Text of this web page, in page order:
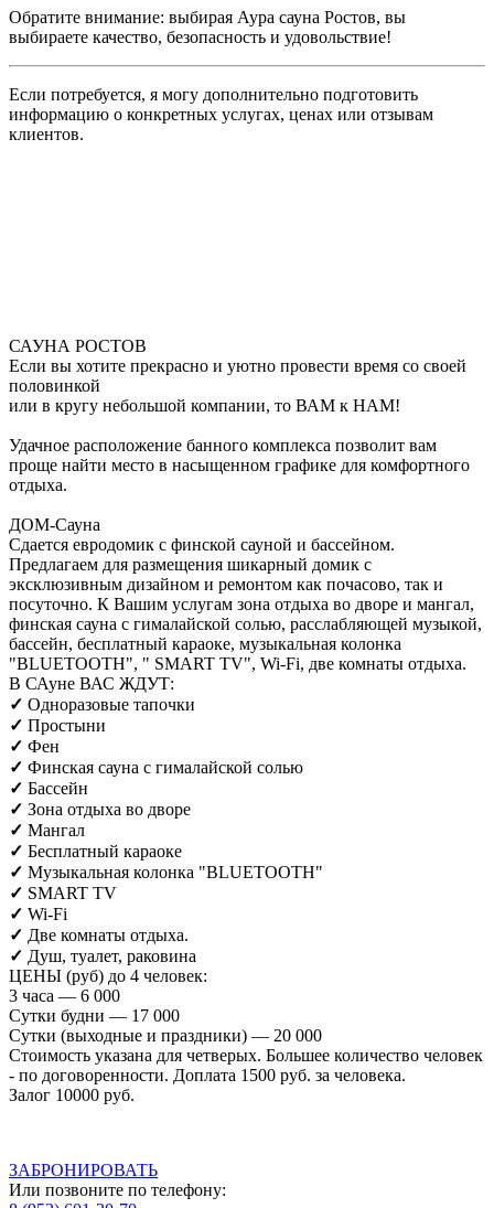
Обратите внимание: выбирая Аура сауна Ростов, вы
выбираете качество, безопасность и удовольствие!
Если потребуется, я могу дополнительно подготовить
информацию о конкретных услугах, ценах или отзывам
клиентов.
САУНА РОСТОВ
Если вы хотите прекрасно и уютно провести время со своей
половинкой
или в кругу небольшой компании, то ВАМ к НАМ!
Удачное расположение банного комплекса позволит вам
проще найти место в насыщенном графике для комфортного
отдыха.
ДОМ-Сауна
Сдается евродомик с финской сауной и бассейном.
Предлагаем для размещения шикарный домик с
эксклюзивным дизайном и ремонтом как почасово, так и
посуточно. К Вашим услугам зона отдыха во дворе и мангал,
финская сауна с гималайской солью, расслабляющей музыкой,
бассейн, бесплатный караоке, музыкальная колонка
"BLUETOOTH", " SMART TV", Wi-Fi, две комнаты отдыха.
В САуне ВАС ЖДУТ:
✓ Одноразовые тапочки
✓ Простыни
✓ Фен
✓ Финская сауна с гималайской солью
✓ Бассейн
✓ Зона отдыха во дворе
✓ Мангал
✓ Бесплатный караоке
✓ Музыкальная колонка "BLUETOOTH"
✓ SMART TV
✓ Wi-Fi
✓ Две комнаты отдыха.
✓ Душ, туалет, раковина
ЦЕНЫ (руб) до 4 человек:
3 часа — 6 000
Сутки будни — 17 000
Сутки (выходные и праздники) — 20 000
Стоимость указана для четверых. Большее количество человек
- по договоренности. Доплата 1500 руб. за человека.
Залог 10000 руб.
ЗАБРОНИРОВАТЬ
Или позвоните по телефону: